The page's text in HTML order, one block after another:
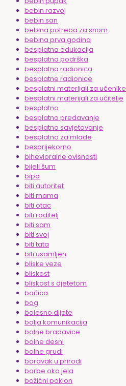
bebin razvoj
bebin san
bebina potreba za snom
bebina prva godina
besplatna edukacija
besplatna podrška
besplatna radionica
besplatne radionice
besplatni materijali za učenike
besplatni materijali za učitelje
besplatno
besplatno predavanje
besplatno savjetovanje
besplatno za mlade
besprijekorno
bihevioralne ovisnosti
bijeli šum
bipa
biti autoritet
biti mama
biti otac
biti roditelj
biti sam
biti svoj
biti tata
biti usamljen
bliske veze
bliskost
bliskost s djetetom
bočica
bog
bolesno dijete
bolja komunikacija
bolne bradavice
bolne desni
bolne grudi
boravak u prirodi
borbe oko jela
božićni poklon